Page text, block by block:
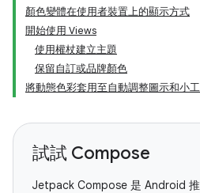
顏色變體在使用者裝置上的顯示方式
開始使用 Views
使用權杖建立主題
保留自訂或品牌顏色
將動態色彩套用至自動調整圖示和小
試試 Compose
Jetpack Compose 是 Android 推